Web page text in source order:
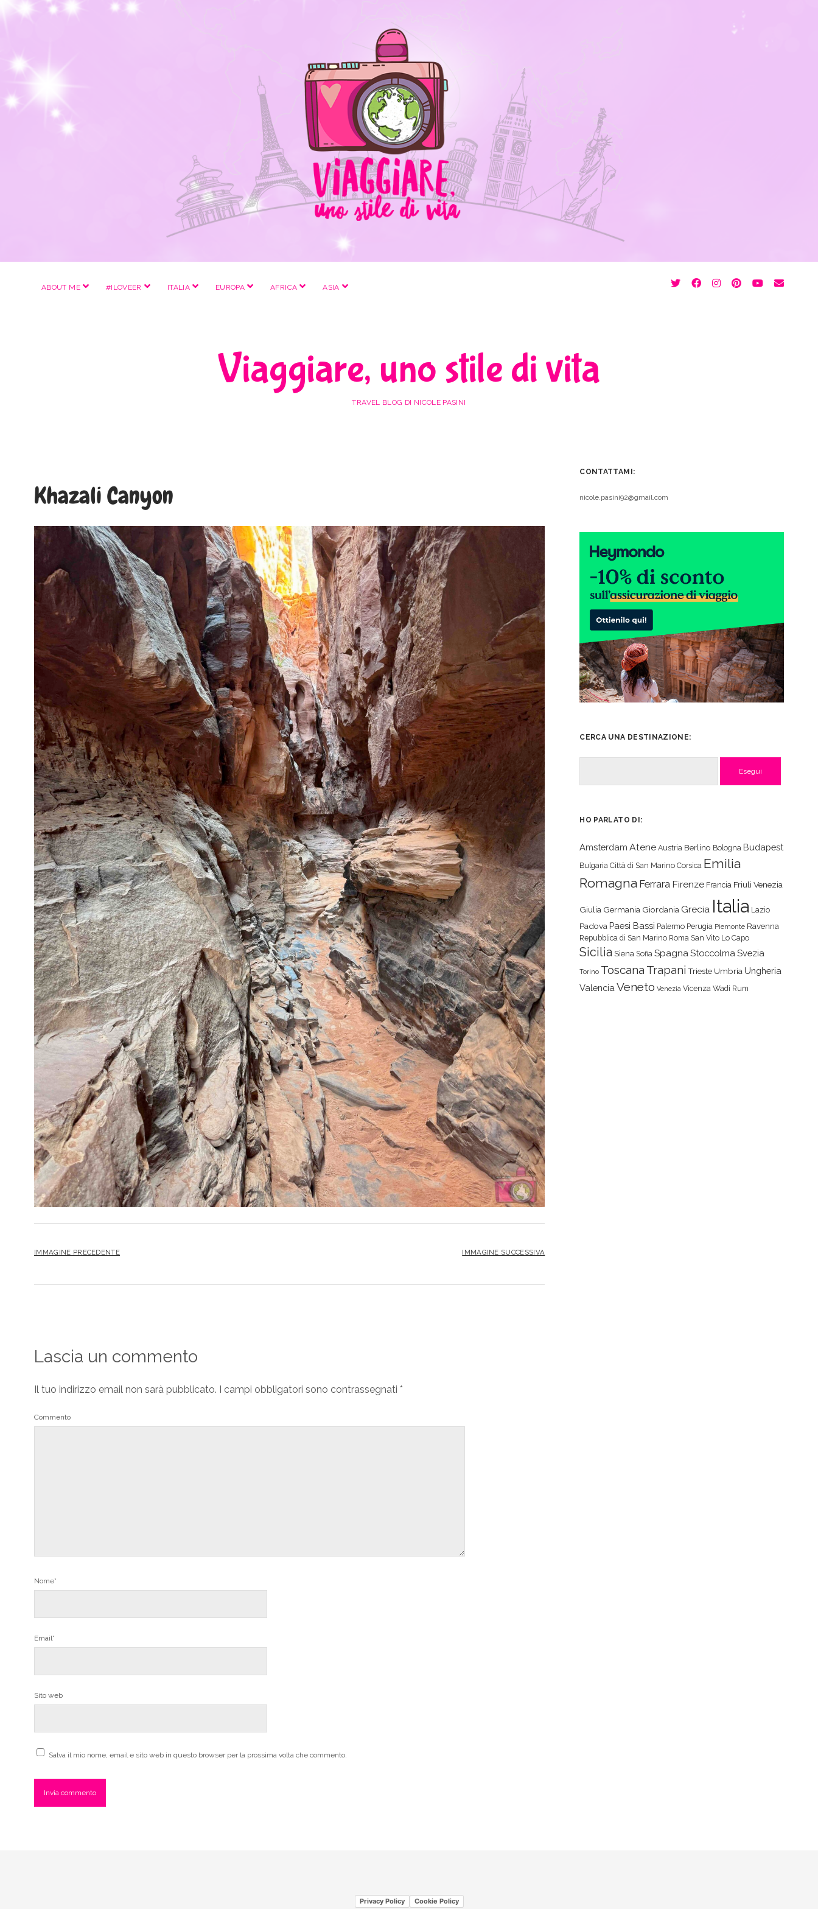
ABOUT ME apri
#ILOVEER apri
ITALIA apri
EUROPA apri
AFRICA apri
ASIA apri
twitterfacebookinstagram
pinterest
youtube
email
Viaggiare, uno stile di vita
TRAVEL BLOG DI NICOLE PASINI
Khazali Canyon
IMMAGINE PRECEDENTE IMMAGINE SUCCESSIVA
Lascia un commento
Il tuo indirizzo email non sarà pubblicato. I campi obbligatori sono contrassegnati *
Commento
Nome*
Email*
Sito web
Salva il mio nome, email e sito web in questo browser per la prossima volta che commento.
CONTATTAMI:
nicole.pasini92@gmail.com
CERCA UNA DESTINAZIONE:
HO PARLATO DI:
Amsterdam Atene Austria Berlino Bologna Budapest
Bulgaria Città di San Marino Corsica Emilia
Romagna Ferrara Firenze Francia Friuli Venezia
Giulia Germania Giordania Grecia Italia Lazio
Padova Paesi Bassi Palermo Perugia Piemonte Ravenna
Repubblica di San Marino Roma San Vito Lo Capo
Sicilia Siena Sofia SpagnaStoccolma Svezia
Torino Toscana Trapani Trieste Umbria Ungheria
Valencia Veneto Venezia Vicenza Wadi Rum
Privacy Policy Cookie Policy